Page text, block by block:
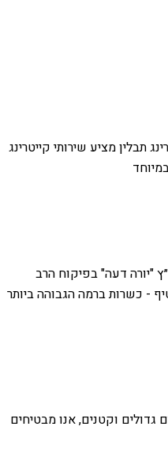
תבלין מציע שירותי קייטרינג
"יורה דעה" בפיקוח הרב
- כשרות ברמה הגבוהה ביותר
גדולים וקטנים, אנו מבטיחים